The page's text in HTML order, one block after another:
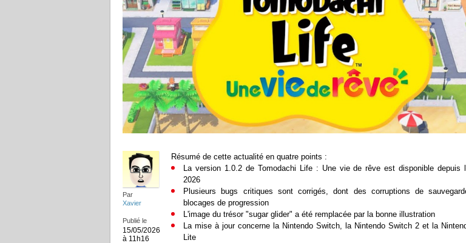
Par
Xavier
Publié le
15/05/2026
à 11h16
Résumé de cette actualité en quatre points :
La version 1.0.2 de Tomodachi Life : Une vie de rêve est disponible depuis
2026
Plusieurs bugs critiques sont corrigés, dont des corruptions de
blocages de progression
L'image du trésor "sugar glider" a été remplacée par la bonne illustration
La mise à jour concerne la Nintendo Switch, la Nintendo Switch 2 et la
Lite